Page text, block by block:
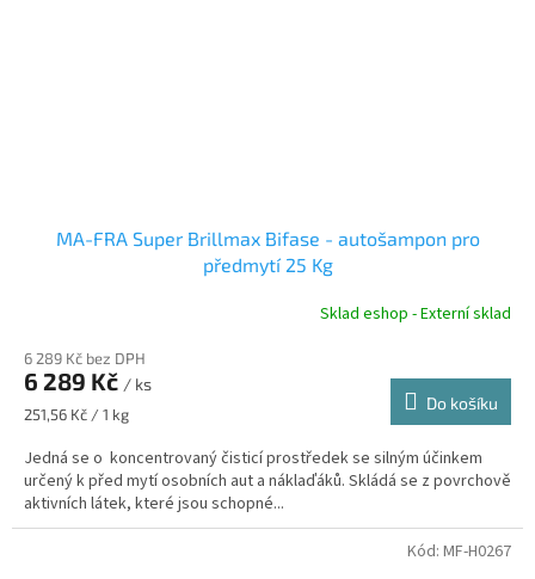
MA-FRA Super Brillmax Bifase - autošampon pro
předmytí 25 Kg
Sklad eshop - Externí sklad
6 289 Kč bez DPH
6 289 Kč / ks
Měrná
251,56 Kč / 1 kg
Do košíku
Jedná se o koncentrovaný čisticí prostředek se silným účinkem
určený k před mytí osobních aut a náklaďáků. Skládá se z povrchově
aktivních látek, které jsou schopné...
Kód: MF-H0267